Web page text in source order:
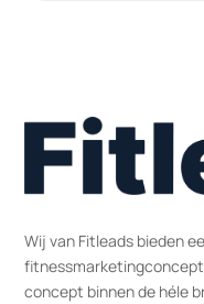
Wij van Fitleads bieden
concept binnen de héle